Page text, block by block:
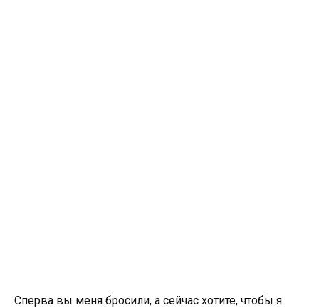
Сперва вы меня бросили, а сейчас хотите, чтобы я